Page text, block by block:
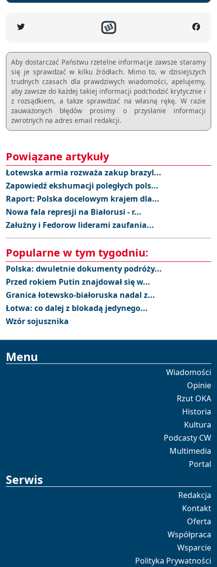
Aby dostarczać Państwu rzetelne informacje zawsze staramy
się je sprawdzać w kilku źródłach. Mimo to, w dzisiejszych
trudnych czasach dla prawdziwych wiadomości, apelujemy,
aby zawsze do każdej takiej informacji podchodzić krytycznie i
z rozsądkiem, a takze sprawdzać na własną rękę. W razie
zauważonych błędów prosimy o przysłanie informacji
zwrotnych na adres email redakcji.
Powiązane artykuły
Łotewska armia rozważa zakup brazyl...
Zapowiedź ekshumacji poległych pols...
Raport: Polska docelowym krajem dla...
Nowa fala represji na Białorusi - r...
Załużny i Fedorow liderami zaufania...
Popularne w tym tygodniu:
Polska: dwuletnie dokumenty podróży...
Przed rokiem Putin znajdował się w...
Granica łotewsko-białoruska nadal z...
Łotwa: co dalej z blokadą jedynego...
Wzór sojusznika
Menu
Wiadomości
Opinie
Rzut OKA
Historia
Kultura
Podcasty CW
Multimedia
Portal
Serwis
Redakcja
Kontakt
Oferta
Współpraca
Wsparcie
Polityka Prywatności